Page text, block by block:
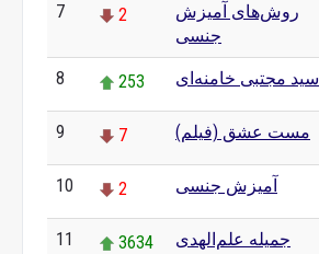
7 2
روش‌های آمیزش
جنسی
8 253 سید مجتبی خامنه‌ای
9 7 مست عشق (فیلم)
10 2 آمیزش جنسی
11 3634 جمیله علم‌الهدی